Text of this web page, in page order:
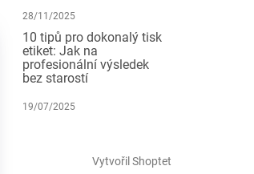
28/11/2025
10 tipů pro dokonalý tisk
etiket: Jak na
profesionální výsledek
bez starostí
19/07/2025
Vytvořil Shoptet